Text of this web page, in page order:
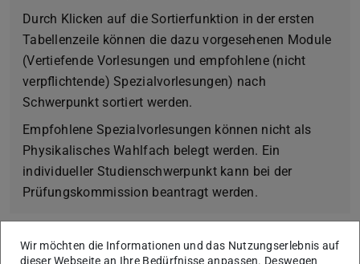
Durch Klicken auf die Sortierfunktion in der ersten
Tabellenzeile können die dazu vorgesehenen Module
(Vertiefende Vorlesungen und empfohlene (nicht
verpflichtende) Spezialvorlesungen) nach
Schwerpunkt sortiert werden.
Empfohlene Spezialvorlesungen können nicht als
Physikalisches Wahlfach belegt werden. Ein
individueller Studienschwerpunkt kann bei der
Prüfungskommission beantragt werden.
Wir möchten die Informationen und das Nutzungserlebnis auf
dieser Webseite an Ihre Bedürfnisse anpassen. Deswegen